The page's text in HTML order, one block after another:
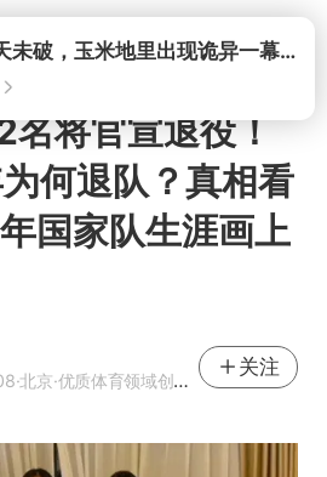
打开
名将官宣退役！
何退队？真相看
国家队生涯画上
·北京·优质体育领域创作者
关注